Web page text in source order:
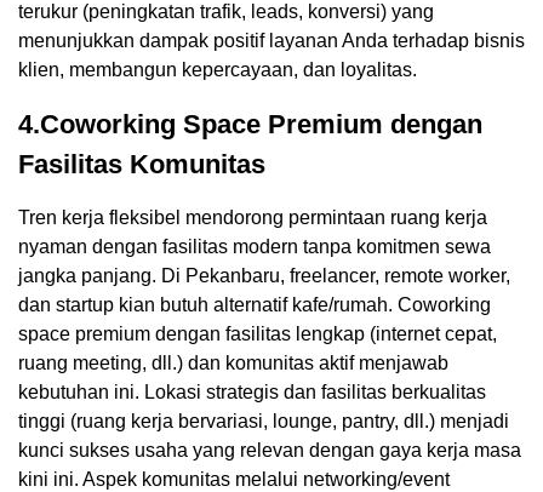
terukur (peningkatan trafik, leads, konversi) yang
menunjukkan dampak positif layanan Anda terhadap bisnis
klien, membangun kepercayaan, dan loyalitas.
4.Coworking Space Premium dengan
Fasilitas Komunitas
Tren kerja fleksibel mendorong permintaan ruang kerja
nyaman dengan fasilitas modern tanpa komitmen sewa
jangka panjang. Di Pekanbaru, freelancer, remote worker,
dan startup kian butuh alternatif kafe/rumah. Coworking
space premium dengan fasilitas lengkap (internet cepat,
ruang meeting, dll.) dan komunitas aktif menjawab
kebutuhan ini. Lokasi strategis dan fasilitas berkualitas
tinggi (ruang kerja bervariasi, lounge, pantry, dll.) menjadi
kunci sukses usaha yang relevan dengan gaya kerja masa
kini ini. Aspek komunitas melalui networking/event